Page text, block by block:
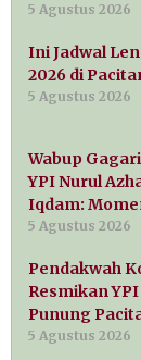
5 Agustus 2026
Ini Jadwal
2026 di
5 Agustus 2026
Wabup
YPI Nurul
Iqdam:
5 Agustus 2026
Pendakwah
Resmikan
Punung
5 Agustus 2026